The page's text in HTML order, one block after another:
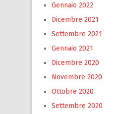
Gennaio 2022
Dicembre 2021
Settembre 2021
Gennaio 2021
Dicembre 2020
Novembre 2020
Ottobre 2020
Settembre 2020